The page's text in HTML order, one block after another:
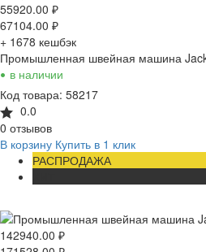
55920.00 ₽
67104.00 ₽
+ 1678 кешбэк
Промышленная швейная машина
• в наличии
Код товара: 58217
0.0
0 отзывов
В корзину Купить в 1 клик
РАСПРОДАЖА
142940.00 ₽